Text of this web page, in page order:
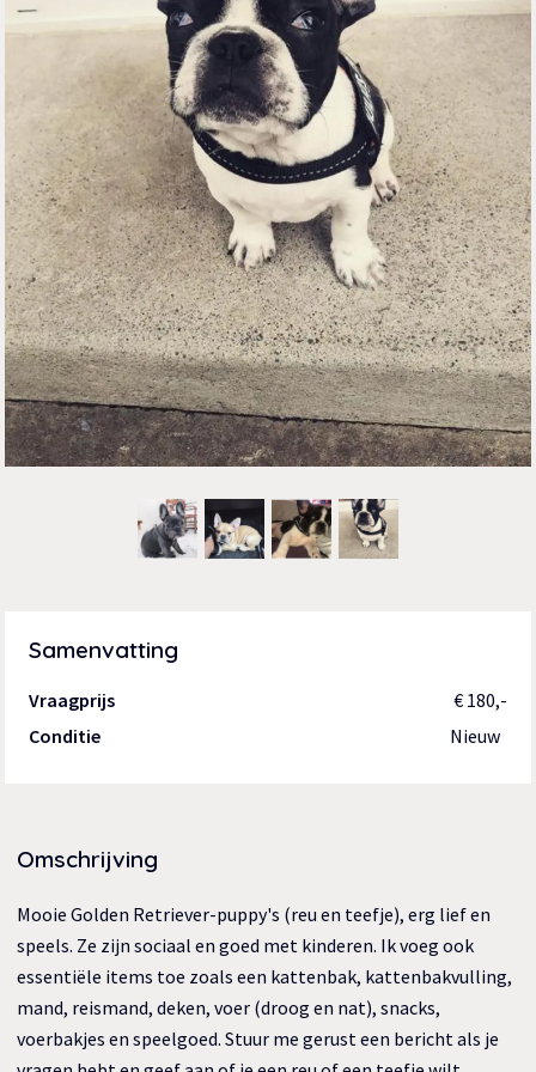
Samenvatting
Vraagprijs
€ 180,-
Conditie
Nieuw
Omschrijving
Mooie Golden Retriever-puppy's (reu en teefje), erg lief en
speels. Ze zijn sociaal en goed met kinderen. Ik voeg ook
essentiële items toe zoals een kattenbak, kattenbakvulling,
mand, reismand, deken, voer (droog en nat), snacks,
voerbakjes en speelgoed. Stuur me gerust een bericht als je